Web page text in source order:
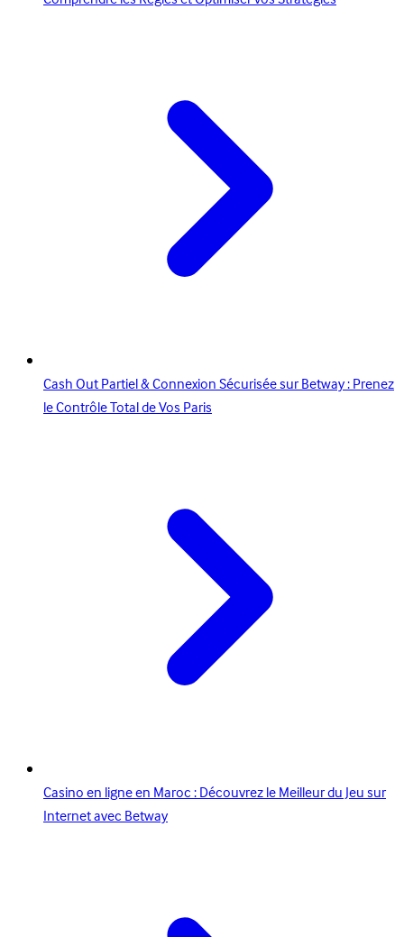
Cash Out Partiel & Connexion Sécurisée sur Betway : Prenez
le Contrôle Total de Vos Paris
Casino en ligne en Maroc : Découvrez le Meilleur du Jeu sur
Internet avec Betway